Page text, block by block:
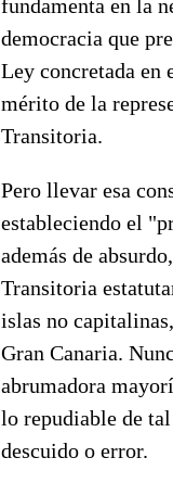
fundamenta en la
democracia que
Ley concretada en
mérito de la
Transitoria.
Pero llevar esa
estableciendo el
además de
Transitoria
islas no
Gran Canaria.
abrumadora
lo repudiable de tal
descuido o error.